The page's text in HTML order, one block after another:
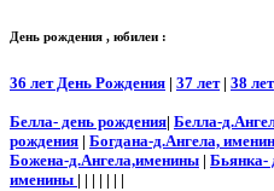
День рождения , юбилеи :
36 лет День Рождения | 37 лет| 38 лет
Белла- день рождения| Белла-
рождения | Богдана-д.Ангела,
Божена-д.Ангела,именины | Бьянка-
именины | | | | | | |